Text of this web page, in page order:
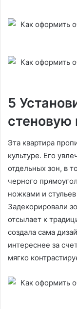
5
стеновую
Эта квартира
культуре. Его
отдельных зон, в
черного
ножками и
Задекорировали
отсылает к
создала сама
интереснее за
мягко